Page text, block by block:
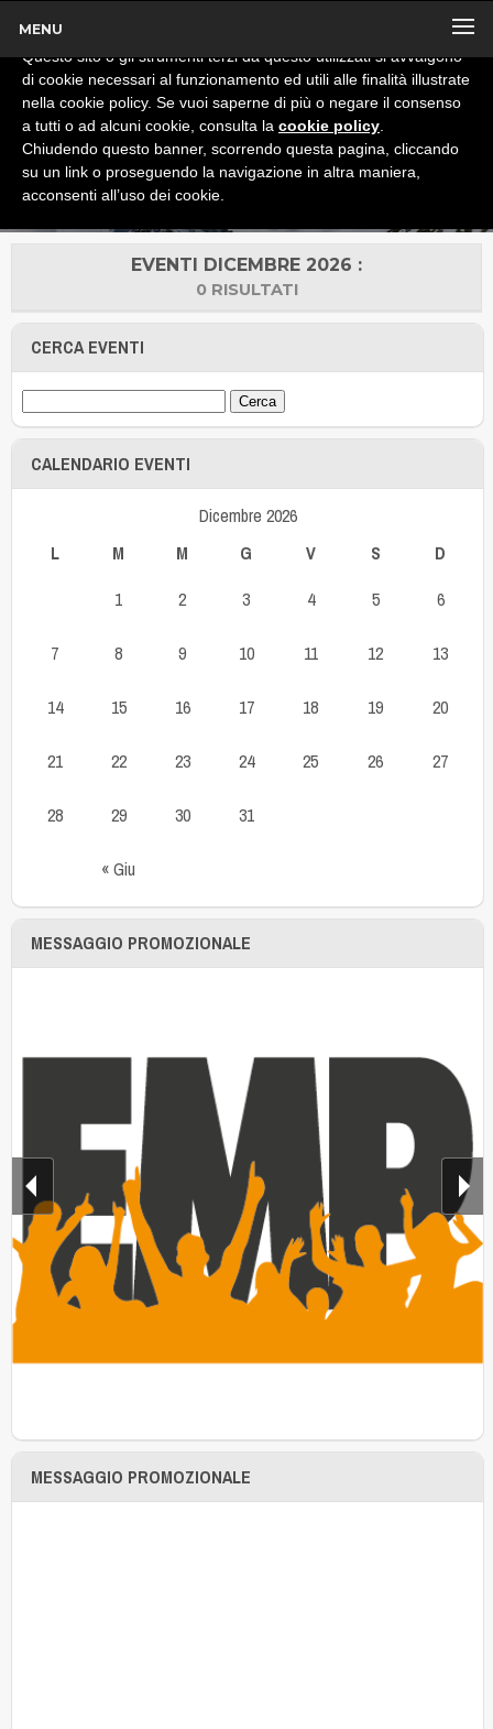
MENU
EVENTI DICEMBRE 2026 :
0 RISULTATI
CERCA EVENTI
CALENDARIO EVENTI
Dicembre 2026
L
M M G V S D
« Giu
1 2 3 4 5 6
7 8 9 10 11 12 13
14 15 16 17 18 19 20
21 22 23 24 25 26 27
28 29 30 31
MESSAGGIO PROMOZIONALE
MESSAGGIO PROMOZIONALE
x
Informativa
Questo sito o gli strumenti terzi da questo utilizzati si avvalgono
di cookie necessari al funzionamento ed utili alle finalità illustrate
nella cookie policy. Se vuoi saperne di più o negare il consenso
a tutti o ad alcuni cookie, consulta la cookie policy
Chiudendo questo banner, scorrendo questa pagina, cliccando
su un link o proseguendo la navigazione in altra maniera,
acconsenti all’uso dei cookie.